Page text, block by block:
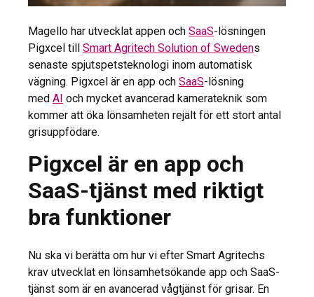
Magello har utvecklat appen och SaaS-lösningen
Pigxcel till Smart Agritech Solution of Swedens
senaste spjutspetsteknologi inom automatisk
vägning. Pigxcel är en app och SaaS-lösning
med AI och mycket avancerad kamerateknik som
kommer att öka lönsamheten rejält för ett stort antal
grisuppfödare.
Pigxcel är en app och
SaaS-tjänst med riktigt
bra funktioner
Nu ska vi berätta om hur vi efter Smart Agritechs
krav utvecklat en lönsamhetsökande app och SaaS-
tjänst som är en avancerad vågtjänst för grisar. En